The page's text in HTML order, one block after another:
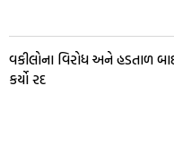
વકીલોના વિરોધ અને હડતાળ બાદ
કર્યો રદ